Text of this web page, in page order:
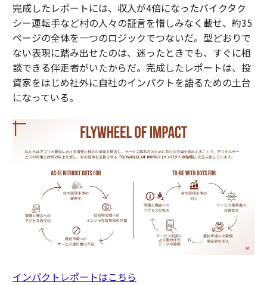
完成したレポートには、収入が4倍になったバイクタク
シー運転手など村の人々の証言を惜しみなく載せ、約35
ページの全体を一つのロジックでつないだ。型どおりで
ない表現に踏み出せたのは、迷ったときでも、すぐに相
談できる伴走者がいたからだ。完成したレポートは、投
資家をはじめ社外に自社のインパクトを語るための土台
になっている。
インパクトレポートはこちら